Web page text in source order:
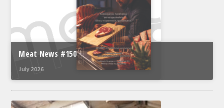
Meat News #150
July 2026